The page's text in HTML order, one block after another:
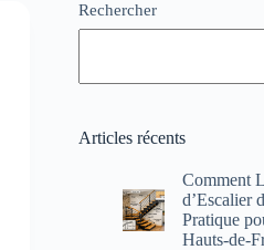
Rechercher
Articles récents
Comment
d’Escalier
Pratique
Hauts-de-